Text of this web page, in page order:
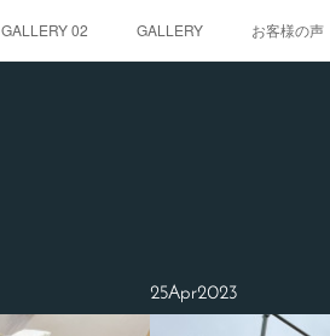
GALLERY 02 GALLERY お客様の声
25Apr2023